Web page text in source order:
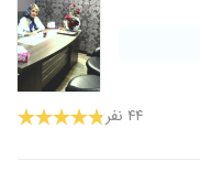
۴۴ نفر